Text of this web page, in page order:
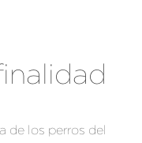
de los perros del